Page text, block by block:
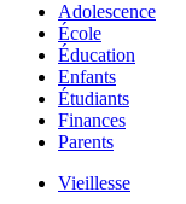
Adolescence
École
Éducation
Enfants
Étudiants
Finances
Parents
Vieillesse